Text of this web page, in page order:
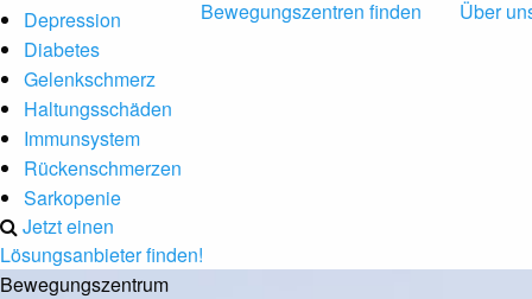
Depression
Diabetes
Gelenkschmerz
Haltungsschäden
Immunsystem
Rückenschmerzen
Sarkopenie
Bewegungszentren finden Über
Jetzt einen
Lösungsanbieter finden!
Bewegungszentrum